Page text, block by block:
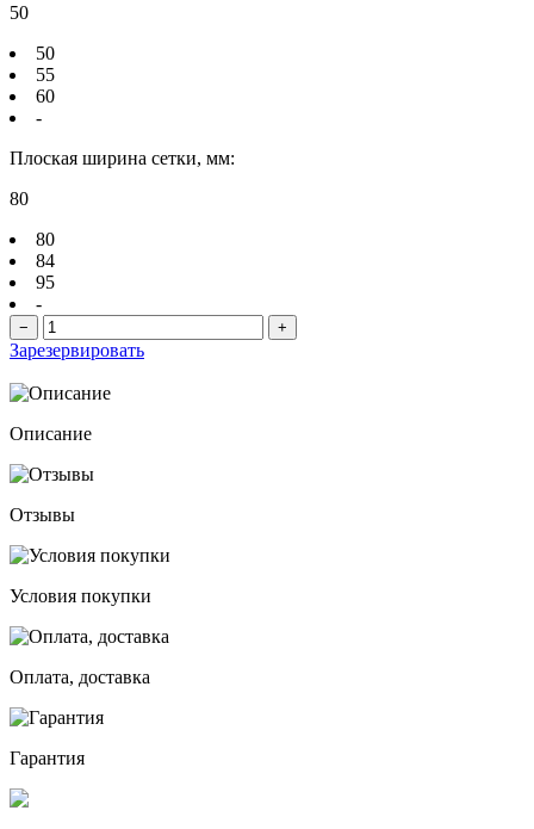
50
50
55
60
-
Плоская ширина сетки, мм:
80
80
84
95
-
− +
Зарезервировать
Описание
Отзывы
Условия покупки
Оплата, доставка
Гарантия